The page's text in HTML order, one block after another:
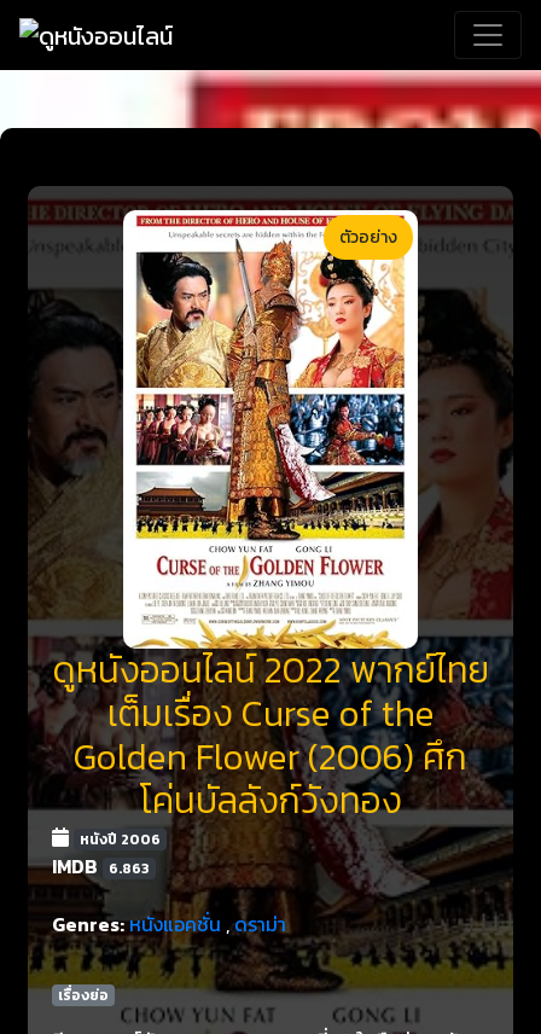
ตัวอย่าง
ดูหนังออนไลน์ 2022 พากย์ไทย
เต็มเรื่อง Curse of the
Golden Flower (2006) ศึก
โค่นบัลลังก์วังทอง
หนังปี 2006
IMDB 6.863
Genres:หนังแอคชั่น ,ดราม่า
เรื่องย่อ